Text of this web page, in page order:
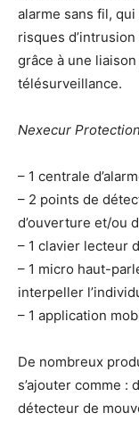
alarme sans fil,
risques
grâce à une
télésurveillance.
Nexecur
– 1 centrale
– 2 points de
d’ouverture et/ou
– 1 clavier lecteur
– 1 micro haut-
interpeller
– 1 application
De nombreux
s’ajouter comme :
détecteur de